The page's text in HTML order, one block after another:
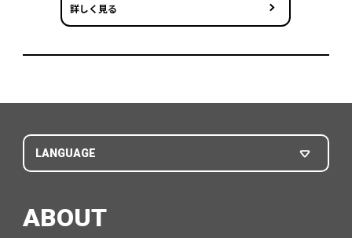
詳しく見る
LANGUAGE
ABOUT